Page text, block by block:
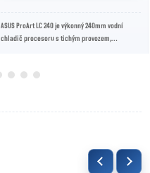
ASUS ProArt LC 240 je výkonný 240mm vodní
chladič procesoru s tichým provozem,